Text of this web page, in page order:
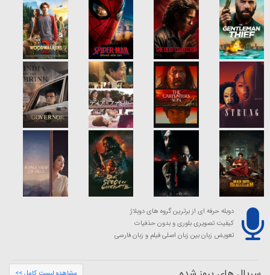
دوبله حرفه ای از برترین گروه های دوبلاژ
کیفیت تصویری بلوری و بدون حذفیات
تعویض زبان بین زبان اصلی فیلم و زبان فارسی